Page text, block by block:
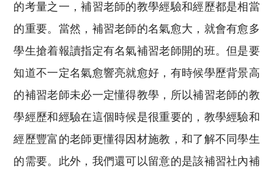
的考量之一，補習老師的教學經驗和經歷都是相當
的重要。當然，補習老師的名氣愈大，就會有愈多
學生搶着報讀指定有名氣補習老師開的班。但是要
知道不一定名氣愈響亮就愈好，有時候學歷背景高
的補習老師未必一定懂得教學，所以補習老師的教
學經歷和經驗在這個時候是很重要的，教學經驗和
經歷豐富的老師更懂得因材施教，和了解不同學生
的需要。此外，我們還可以留意的是該補習社內補